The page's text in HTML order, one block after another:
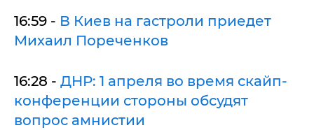
16:59 - В Киев на гастроли приедет
Михаил Пореченков
16:28 - ДНР: 1 апреля во время скайп-
конференции стороны обсудят
вопрос амнистии